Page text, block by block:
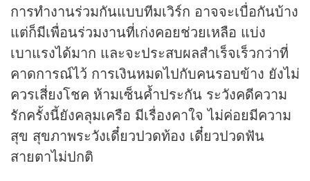
การทำงานร่วมกันแบบทีมเวิร์ก อาจจะเบื่อกันบ้าง
แต่ก็มีเพื่อนร่วมงานที่เก่งคอยช่วยเหลือ แบ่ง
เบาแรงได้มาก และจะประสบผลสำเร็จเร็วกว่าที่
คาดการณ์ไว้ การเงินหมดไปกับคนรอบข้าง ยังไม่
ควรเสี่ยงโชค ห้ามเซ็นค้ำประกัน ระวังคดีความ
รักครั้งนี้ยังคลุมเครือ มีเรื่องคาใจ ไม่ค่อยมีความ
สุข สุขภาพระวังเดี๋ยวปวดท้อง เดี๋ยวปวดฟัน
สายตาไม่ปกติ